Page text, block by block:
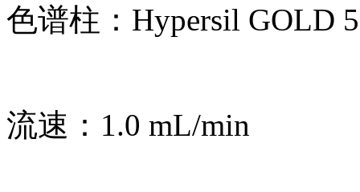
色谱柱：Hypersil GOLD
流速：1.0 mL/min